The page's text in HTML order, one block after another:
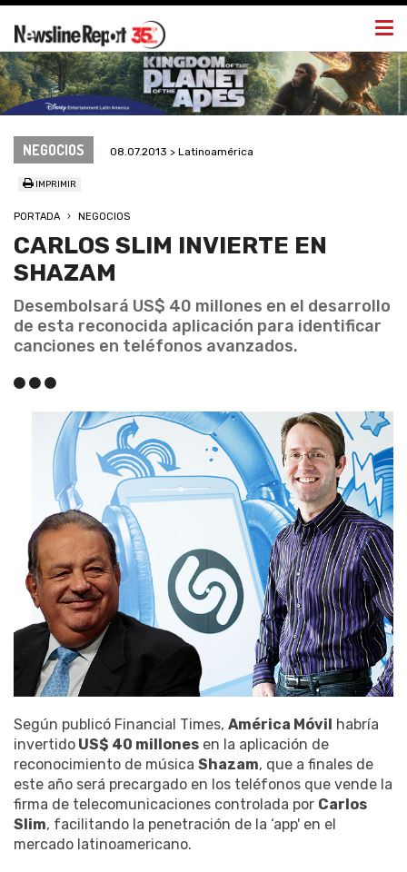
NEGOCIOS 08.07.2013 > Latinoamérica
IMPRIMIR
PORTADA NEGOCIOS
CARLOS SLIM INVIERTE EN
SHAZAM
Desembolsará US$ 40 millones en el desarrollo
de esta reconocida aplicación para identificar
canciones en teléfonos avanzados.
Según publicó Financial Times, América Móvil habría
invertido US$ 40 millones en la aplicación de
reconocimiento de música Shazam, que a finales de
este año será precargado en los teléfonos que vende la
firma de telecomunicaciones controlada por Carlos
Slim, facilitando la penetración de la ‘app' en el
mercado latinoamericano.